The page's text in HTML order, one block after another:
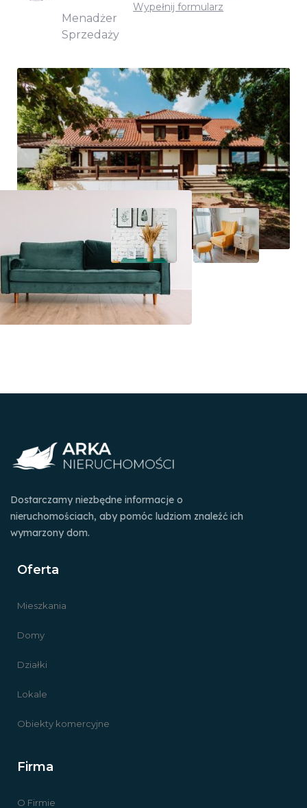
Menadżer
Sprzedaży
Wypełnij formularz
Dostarczamy niezbędne informacje o
nieruchomościach, aby pomóc ludziom znaleźć ich
wymarzony dom.
Oferta
Mieszkania
Domy
Działki
Lokale
Obiekty komercyjne
Firma
O Firmie